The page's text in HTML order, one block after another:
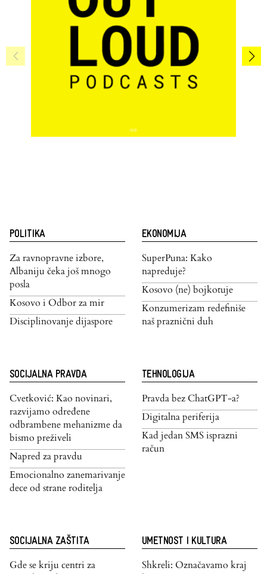
POLITIKA
Za ravnopravne izbore,
Albaniju čeka još mnogo
posla
Kosovo i Odbor za mir
Disciplinovanje dijaspore
EKONOMIJA
SuperPuna: Kako
napreduje?
Kosovo (ne) bojkotuje
Konzumerizam redefiniše
naš praznični duh
SOCIJALNA PRAVDA
Cvetković: Kao novinari,
razvijamo određene
odbrambene mehanizme da
bismo preživeli
Napred za pravdu
Emocionalno zanemarivanje
dece od strane roditelja
TEHNOLOGIJA
Pravda bez ChatGPT-a?
Digitalna periferija
Kad jedan SMS isprazni
račun
SOCIJALNA ZAŠTITA
Gde se kriju centri za
UMETNOST I KULTURA
Shkreli: Označavamo kraj